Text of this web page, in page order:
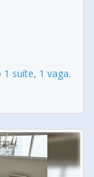
suíte, 1 vaga.